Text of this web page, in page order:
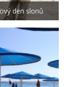
den slonů